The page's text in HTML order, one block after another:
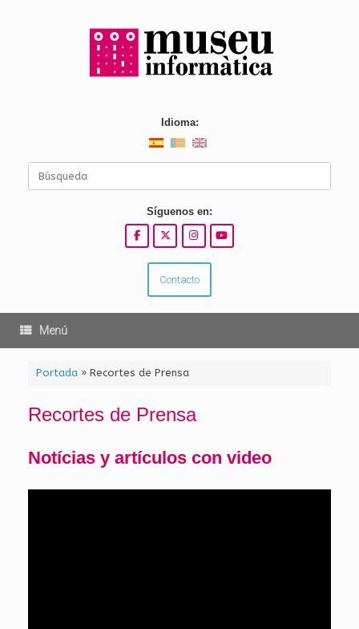
Idioma:
Buscar:
Síguenos en:
Contacto
Menú
Portada» Recortes de Prensa
Recortes de Prensa
Notícias y artículos con video